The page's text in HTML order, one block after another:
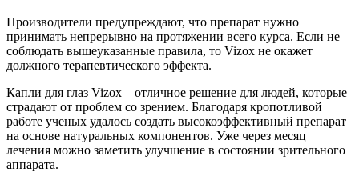
Производители предупреждают, что препарат нужно
принимать непрерывно на протяжении всего курса. Если не
соблюдать вышеуказанные правила, то Vizox не окажет
должного терапевтического эффекта.
Капли для глаз Vizox – отличное решение для людей, которые
страдают от проблем со зрением. Благодаря кропотливой
работе ученых удалось создать высокоэффективный препарат
на основе натуральных компонентов. Уже через месяц
лечения можно заметить улучшение в состоянии зрительного
аппарата.